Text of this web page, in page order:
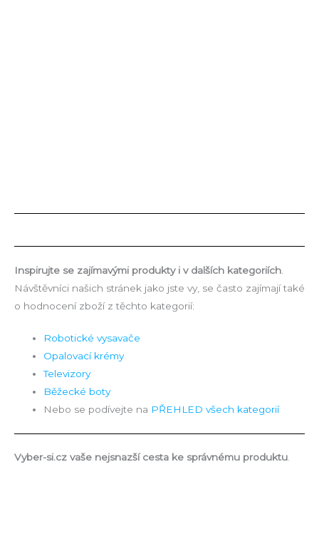
Inspirujte se zajímavými produkty i v dalších kategoriích
Návštěvníci našich stránek jako jste vy, se často zajímají také
o hodnocení zboží z těchto kategorií:
Robotické vysavače
Opalovací krémy
Televizory
Běžecké boty
Nebo se podívejte na PŘEHLED všech kategorií
Vyber-si.cz vaše nejsnazší cesta ke správnému produktu.